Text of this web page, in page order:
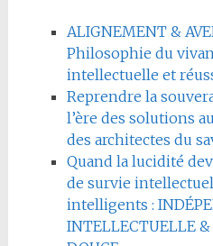
ALIGNEMENT &
Philosophie du
intellectuelle et
Reprendre la
l’ère des solutions
des architectes du
Quand la lucidité
de survie
intelligents :
INTELLECTUELLE